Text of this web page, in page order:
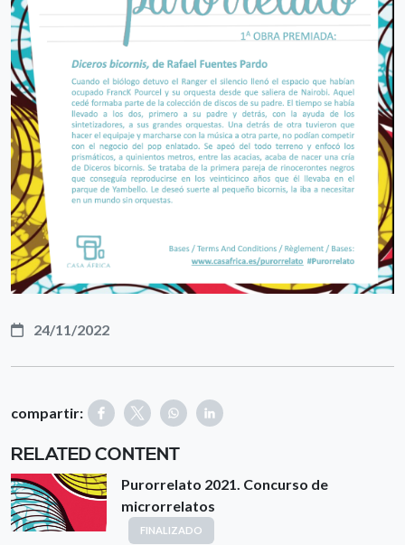
24/11/2022
compartir:
RELATED CONTENT
Purorrelato 2021. Concurso de
microrrelatos
FINALIZADO